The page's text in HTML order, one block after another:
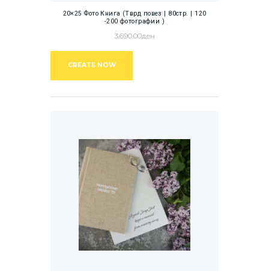
20×25 Фото Книга (Тврд повез | 80стр. | 120
-200 фотографии )
3,690.00ден
CREATE NOW